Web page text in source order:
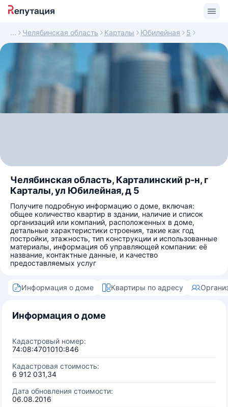
Челябинская область Карталы Юбилейная 5
Челябинская область, Карталинский р-н, г
Карталы, ул Юбилейная, д 5
Получите подробную информацию о доме, включая:
общее количество квартир в здании, наличие и список
организаций или компаний, расположенных в доме,
детальные характеристики строения, такие как год
постройки, этажность, тип конструкции и использованные
материалы, информация об управляющей компании: её
название, контактные данные, и качество
предоставляемых услуг
Информация о доме Квартиры по адресу
Информация о доме
Кадастровый номер:
74:08:4701010:846
Кадастровая стоимость:
6 912 031,34
Дата обновления стоимости:
06.08.2016